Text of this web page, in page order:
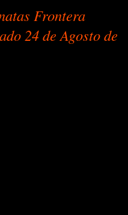
Frontera
24 de Agosto de